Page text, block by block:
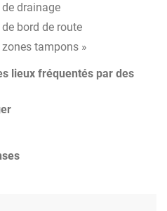
de drainage
bord de route
tampons »
lieux fréquentés par des